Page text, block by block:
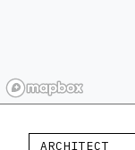
ARCHITECT